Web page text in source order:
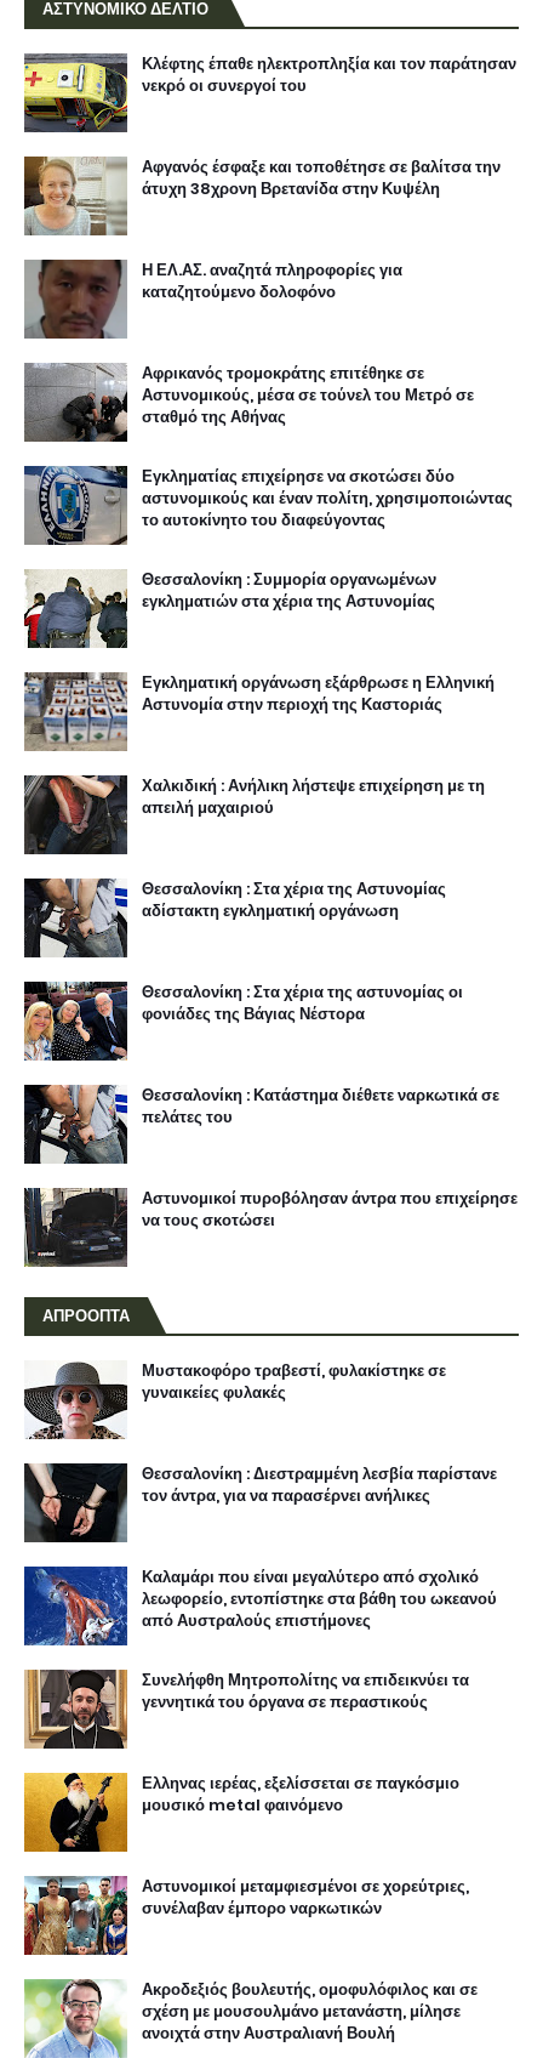
ΑΣΤΥΝΟΜΙΚΟ ΔΕΛΤΙΟ
Κλέφτης έπαθε ηλεκτροπληξία και τον παράτησαν
νεκρό οι συνεργοί του
Αφγανός έσφαξε και τοποθέτησε σε βαλίτσα την
άτυχη 38χρονη Βρετανίδα στην Κυψέλη
Η ΕΛ.ΑΣ. αναζητά πληροφορίες για
καταζητούμενο δολοφόνο
Αφρικανός τρομοκράτης επιτέθηκε σε
Αστυνομικούς, μέσα σε τούνελ του Μετρό σε
σταθμό της Αθήνας
Εγκληματίας επιχείρησε να σκοτώσει δύο
αστυνομικούς και έναν πολίτη, χρησιμοποιώντας
το αυτοκίνητο του διαφεύγοντας
Θεσσαλονίκη : Συμμορία οργανωμένων
εγκληματιών στα χέρια της Αστυνομίας
Εγκληματική οργάνωση εξάρθρωσε η Ελληνική
Αστυνομία στην περιοχή της Καστοριάς
Χαλκιδική : Ανήλικη λήστεψε επιχείρηση με τη
απειλή μαχαιριού
Θεσσαλονίκη : Στα χέρια της Αστυνομίας
αδίστακτη εγκληματική οργάνωση
Θεσσαλονίκη : Στα χέρια της αστυνομίας οι
φονιάδες της Βάγιας Νέστορα
Θεσσαλονίκη : Κατάστημα διέθετε ναρκωτικά σε
πελάτες του
Αστυνομικοί πυροβόλησαν άντρα που επιχείρησε
να τους σκοτώσει
ΑΠΡΟΟΠΤΑ
Μυστακοφόρο τραβεστί, φυλακίστηκε σε
γυναικείες φυλακές
Θεσσαλονίκη : Διεστραμμένη λεσβία παρίστανε
τον άντρα, για να παρασέρνει ανήλικες
Καλαμάρι που είναι μεγαλύτερο από σχολικό
λεωφορείο, εντοπίστηκε στα βάθη του ωκεανού
από Αυστραλούς επιστήμονες
Συνελήφθη Μητροπολίτης να επιδεικνύει τα
γεννητικά του όργανα σε περαστικούς
Ελληνας ιερέας, εξελίσσεται σε παγκόσμιο
μουσικό metal φαινόμενο
Αστυνομικοί μεταμφιεσμένοι σε χορεύτριες,
συνέλαβαν έμπορο ναρκωτικών
Ακροδεξιός βουλευτής, ομοφυλόφιλος και σε
σχέση με μουσουλμάνο μετανάστη, μίλησε
ανοιχτά στην Αυστραλιανή Βουλή